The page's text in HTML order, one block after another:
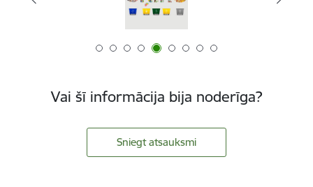
Vai šī informācija bija noderīga?
Sniegt atsauksmi